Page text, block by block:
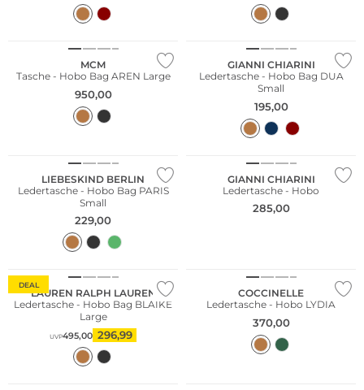
MCM
Tasche - Hobo Bag AREN Large
950,00
GIANNI CHIARINI
Ledertasche - Hobo Bag DUA
Small
195,00
LIEBESKIND BERLIN
Ledertasche - Hobo Bag PARIS
Small
229,00
GIANNI CHIARINI
Ledertasche - Hobo
285,00
DEAL
LAUREN RALPH LAUREN
Ledertasche - Hobo Bag BLAIKE
Large
UVP495,00 296,99
COCCINELLE
Ledertasche - Hobo LYDIA
370,00